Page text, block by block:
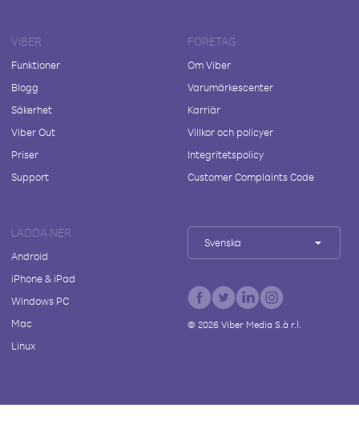
VIBER
Funktioner
Blogg
Säkerhet
Viber Out
Priser
Support
FÖRETAG
Om Viber
Varumärkescenter
Karriär
Villkor och policyer
Integritetspolicy
Customer Complaints Code
LADDA NER
Android
iPhone & iPad
Windows PC
Mac
Linux
Svenska
© 2026Viber Media S.à r.l.